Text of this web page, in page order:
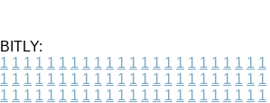
BITLY:
1 1 1 1 1 1 1 1 1 1 1 1 1 1 1 1 1 1 1 1 1 1 1
1 1 1 1 1 1 1 1 1 1 1 1 1 1 1 1 1 1 1 1 1 1 1
1 1 1 1 1 1 1 1 1 1 1 1 1 1 1 1 1 1 1 1 1 1 1